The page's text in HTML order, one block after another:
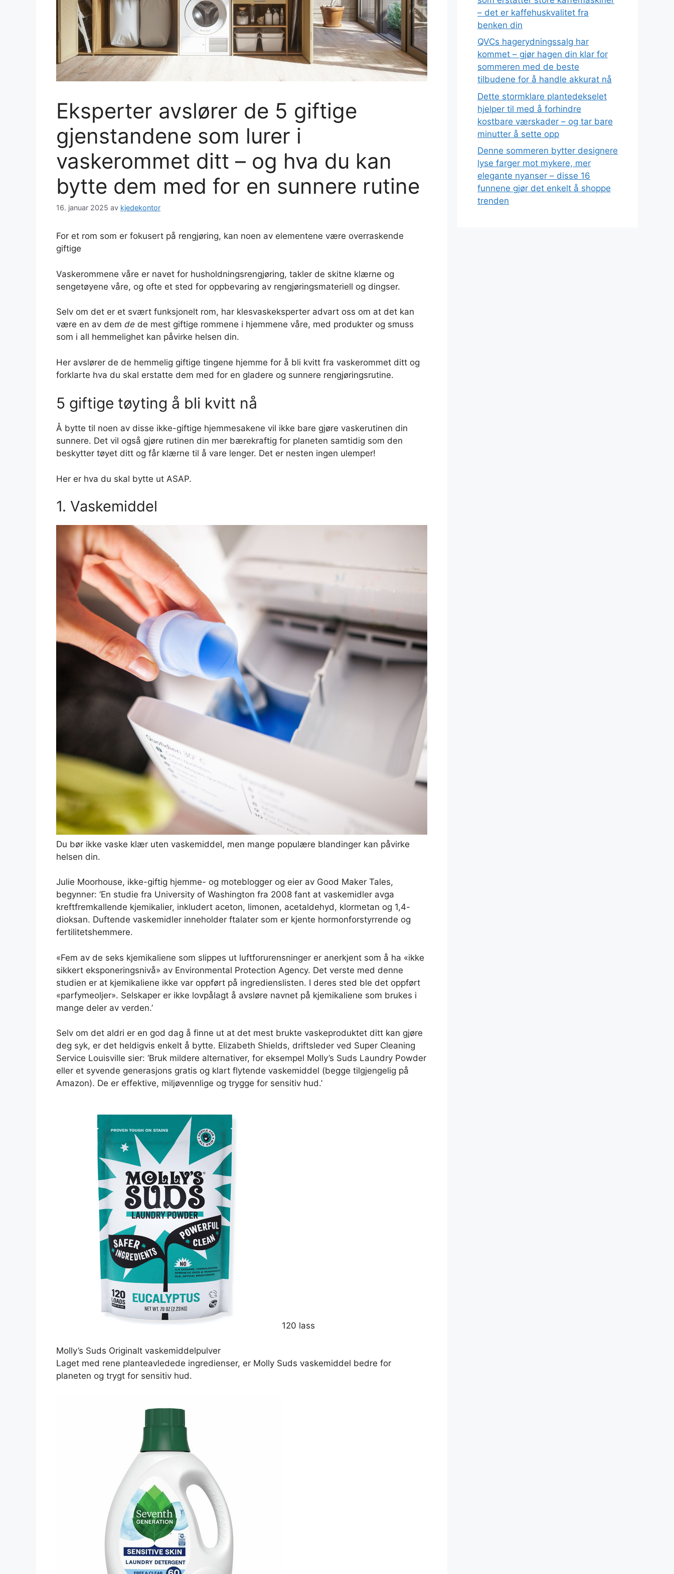
Eksperter avslører de 5 giftige
gjenstandene som lurer i
vaskerommet ditt – og hva du kan
bytte dem med for en sunnere rutine
16. januar 2025 av kjedekontor
For et rom som er fokusert på rengjøring, kan noen av elementene være overraskende
giftige
Vaskerommene våre er navet for husholdningsrengjøring, takler de skitne klærne og
sengetøyene våre, og ofte et sted for oppbevaring av rengjøringsmateriell og dingser.
Selv om det er et svært funksjonelt rom, har klesvaskeksperter advart oss om at det kan
være en av dem de de mest giftige rommene i hjemmene våre, med produkter og smuss
som i all hemmelighet kan påvirke helsen din.
Her avslører de de hemmelig giftige tingene hjemme for å bli kvitt fra vaskerommet ditt og
forklarte hva du skal erstatte dem med for en gladere og sunnere rengjøringsrutine.
5 giftige tøyting å bli kvitt nå
Å bytte til noen av disse ikke-giftige hjemmesakene vil ikke bare gjøre vaskerutinen din
sunnere. Det vil også gjøre rutinen din mer bærekraftig for planeten samtidig som den
beskytter tøyet ditt og får klærne til å vare lenger. Det er nesten ingen ulemper!
Her er hva du skal bytte ut ASAP.
1. Vaskemiddel
Du bør ikke vaske klær uten vaskemiddel, men mange populære blandinger kan påvirke
helsen din.
Julie Moorhouse, ikke-giftig hjemme- og moteblogger og eier av Good Maker Tales,
begynner: ‘En studie fra University of Washington fra 2008 fant at vaskemidler avga
kreftfremkallende kjemikalier, inkludert aceton, limonen, acetaldehyd, klormetan og 1,4-
dioksan. Duftende vaskemidler inneholder ftalater som er kjente hormonforstyrrende og
fertilitetshemmere.
«Fem av de seks kjemikaliene som slippes ut luftforurensninger er anerkjent som å ha «ikke
sikkert eksponeringsnivå» av Environmental Protection Agency. Det verste med denne
studien er at kjemikaliene ikke var oppført på ingredienslisten. I deres sted ble det oppført
«parfymeoljer». Selskaper er ikke lovpålagt å avsløre navnet på kjemikaliene som brukes i
mange deler av verden.’
Selv om det aldri er en god dag å finne ut at det mest brukte vaskeproduktet ditt kan gjøre
deg syk, er det heldigvis enkelt å bytte. Elizabeth Shields, driftsleder ved Super Cleaning
Service Louisville sier: ‘Bruk mildere alternativer, for eksempel Molly’s Suds Laundry Powder
eller et syvende generasjons gratis og klart flytende vaskemiddel (begge tilgjengelig på
Amazon). De er effektive, miljøvennlige og trygge for sensitiv hud.’
120 lass
Molly’s Suds Originalt vaskemiddelpulver
Laget med rene planteavledede ingredienser, er Molly Suds vaskemiddel bedre for
planeten og trygt for sensitiv hud.
– det er kaffehuskvalitet fra
benken din
QVCs hagerydningssalg har
kommet – gjør hagen din klar for
sommeren med de beste
tilbudene for å handle akkurat nå
Dette stormklare plantedekselet
hjelper til med å forhindre
kostbare værskader – og tar bare
minutter å sette opp
Denne sommeren bytter designere
lyse farger mot mykere, mer
elegante nyanser – disse 16
funnene gjør det enkelt å shoppe
trenden